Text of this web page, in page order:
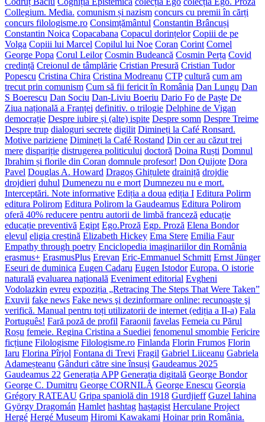
Collegium. Media. comunism și nazism concurs cu premii în cărți
concurs filologisme.ro Consimțământul Constantin Brâncuși
Constantin Noica Copacabana Copacul dorințelor Copiii de pe
Volga Copiii lui Marcel Copilul lui Noe Coran Corint Cornel
George Popa Corul Leilor Cosmin Budeancă Cosmin Perța Covid
credință Creionul de tâmplărie Cristian Presură Cristian Tudor
Popescu Cristina Chira Cristina Modreanu CTP cultură cum am
trecut prin comunism Cum să fii fericit în România Dan Lungu Dan
S Boerescu Dan Sociu Dan-Liviu Boeriu Dario Fo de Paște De
Ziua națională a Franței definitiv. o trilogie Delphine de Vigan
democrație Despre iubire și (alte) ispite Despre somn Despre Treime
Despre trup dialoguri secrete digilit Dimineți la Café Ronsard.
Motive pariziene Dimineți la Café Rostand Din cer au căzut trei
mere dispariție distrugerea politicului doctoră Doina Ruști Domnul
Ibrahim și florile din Coran domnule profesor! Don Quijote Dora
Pavel Douglas A. Howard Dragoș Ghițulete drainiță drojdie
drojdieri duhul Dumenezu nu e mort Dumnezeu nu e mort.
Interceptări. Note informative Ediția a doua ediția I Editura Polirm
editura Polirom Editura Polirom la Gaudeamus Editura Polirom
oferă 40% reducere pentru autorii de limbă franceză educație
educație preventivă Egipt Ego.Proză Egp. Proză Elena Bondor
elevul eligia creștină Elizabeth Hickey Ema Stere Emilia Faur
Empathy through poetry Enciclopedia imaginariilor din România
erasmus+ ErasmusPlus Erevan Eric-Emmanuel Schmitt Ernst Jünger
Eseuri de duminica Eugen Cadaru Eugen Istodor Europa. O istorie
naturală evaluarea națională Eveniment editorial Evgheni
Vodolazkin evreu expoziția „Retracing The Steps That Were Taken”
Exuvii fake news Fake news şi dezinformare online: recunoaşte şi
verifică. Manual pentru toți utilizatorii de internet (ediția a II-a) Fala
Português! Fară poză de profil Faraonii favelas Femeia cu Părul
Roșu femeie. Regina Cristina a Suediei fenomenul smombie Fericire
ficțiune Filologisme Filologisme.ro Finlanda Florin Frumos Florin
Iaru Florina Pîrjol Fontana di Trevi Fragil Gabriel Liiceanu Gabriela
Adameșteanu Gânduri către sine însuși Gaudeamus 2025
Gaudeamus 22 Generația APP Generația digitală George Bondor
George C. Dumitru George CORNILĂ George Enescu Georgia
Grégory RATEAU Gripa spaniolă din 1918 Gurdjieff Guzel Iahina
György Dragomán Hamlet hashtag haștagist Herculane Project
Hergé Hergé Museum Hiromi Kawakami Hoinar prin România.